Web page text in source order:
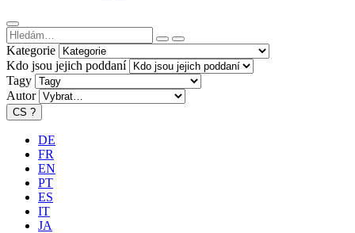
Kategorie
Kdo jsou jejich poddaní
Tagy
Autor
CS ?
DE
FR
EN
PT
ES
IT
JA